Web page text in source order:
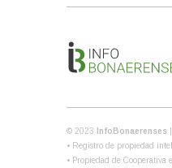
© 2023 InfoBonaerenses
• Registro de propiedad
• Propiedad de Cooperativa